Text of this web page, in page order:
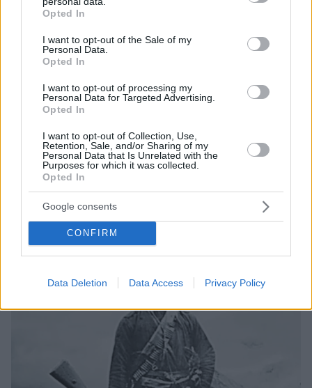
grant or deny consent to Google and its third-party tags to
use your data for below specified purposes in below Google
consent section.
Opted In
I want to opt-out of the Sale of my
Personal Data.
Opted In
I want to opt-out of processing my
Personal Data for Targeted Advertising.
Opted In
I want to opt-out of Collection, Use,
Retention, Sale, and/or Sharing of my
Personal Data that Is Unrelated with the
Purposes for which it was collected.
Opted In
Google consents
CONFIRM
Data Deletion Data Access Privacy Policy
παρέμενε στην Ανατολία «
αποκτήσει την πλήρη ανεξαρτησία του
σουλτάνος αιφνιδιάστηκε, καθώς δεν είχε
συνηθίσει σε τέτοιου είδους συμπεριφορές!
Απομάκρυνε τον Κεμάλ, του αφαίρεσε τον
βαθμό και έθεσε τον ίδιο και τους οπαδούς του
Μούδρουη σουλτανική κυβέρνηση δεν είχε το
δικαίωμα να διατηρεί στρατεύματα, ο
σουλτάνος διέταξε το μουσουλμανικό ιερατείο
να προτρέψει τους πιστούς να πάρουν τα όπλα
εναντίον του Κεμάλ.